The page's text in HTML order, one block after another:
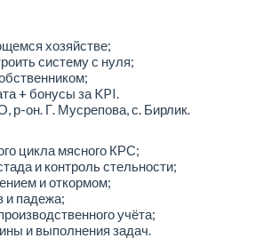
хозяйстве;
систему с нуля;
+ бонусы за KPI.
р-он. Г. Мусрепова, с. Бирлик.
цикла мясного КРС;
и контроль стельности;
и откормом;
и падежа;
учёта;
и выполнения задач.